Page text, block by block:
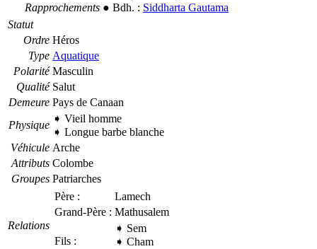
Rapprochements ● Bdh. : Siddharta Gautama
Statut
Ordre Héros
Type Aquatique
Polarité Masculin
Qualité Salut
Demeure Pays de Canaan
Physique
➧ Vieil homme
➧ Longue barbe blanche
Véhicule Arche
Attributs Colombe
Groupes Patriarches
Relations
Père :
Lamech
Grand-Père : Mathusalem
Fils :
➧ Sem
➧ Cham